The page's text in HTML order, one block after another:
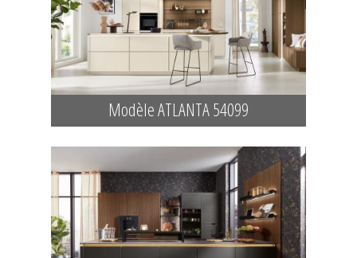
Modèle ATLANTA 54099